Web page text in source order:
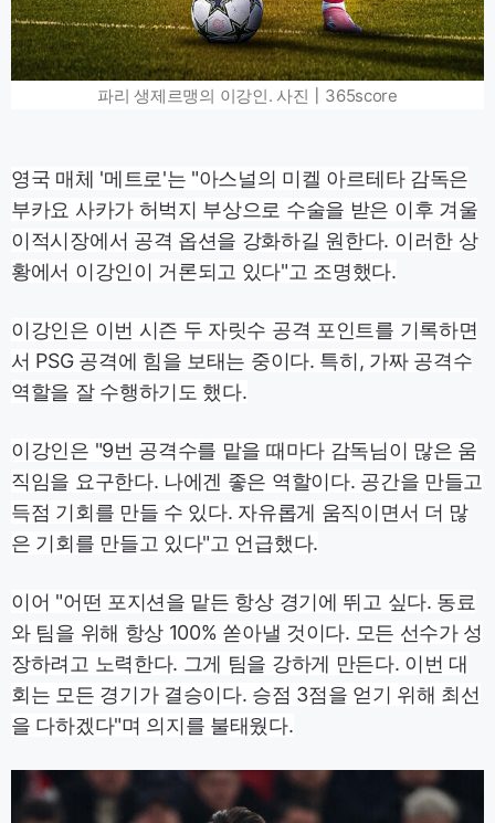
파리 생제르맹의 이강인. 사진┃365score
영국 매체 '메트로'는 "아스널의 미켈 아르테타 감독은
부카요 사카가 허벅지 부상으로 수술을 받은 이후 겨울
이적시장에서 공격 옵션을 강화하길 원한다. 이러한 상
황에서 이강인이 거론되고 있다"고 조명했다.
이강인은 이번 시즌 두 자릿수 공격 포인트를 기록하면
서 PSG 공격에 힘을 보태는 중이다. 특히, 가짜 공격수
역할을 잘 수행하기도 했다.
이강인은 "9번 공격수를 맡을 때마다 감독님이 많은 움
직임을 요구한다. 나에겐 좋은 역할이다. 공간을 만들고
득점 기회를 만들 수 있다. 자유롭게 움직이면서 더 많
은 기회를 만들고 있다"고 언급했다.
이어 "어떤 포지션을 맡든 항상 경기에 뛰고 싶다. 동료
와 팀을 위해 항상 100% 쏟아낼 것이다. 모든 선수가 성
장하려고 노력한다. 그게 팀을 강하게 만든다. 이번 대
회는 모든 경기가 결승이다. 승점 3점을 얻기 위해 최선
을 다하겠다"며 의지를 불태웠다.